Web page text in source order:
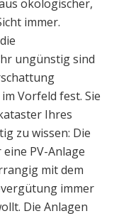
ökologischer,
immer.
ungünstig sind
Vorfeld fest. Sie
Ihres
zu wissen: Die
PV-Anlage
mit dem
immer
Die Anlagen